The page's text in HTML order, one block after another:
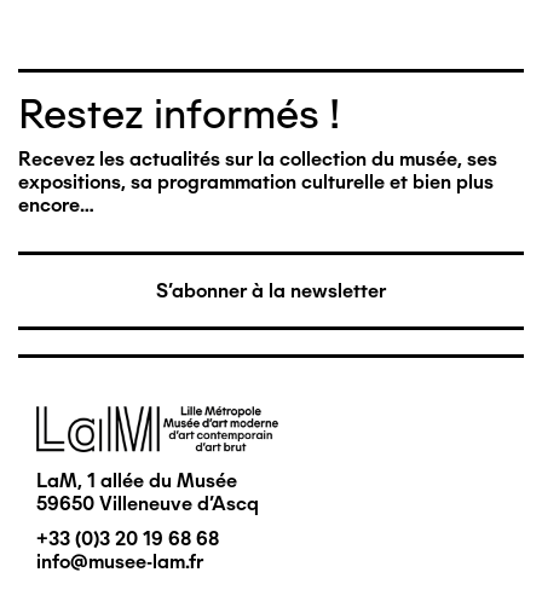
Restez informés !
Recevez les actualités sur la collection du musée, ses
expositions, sa programmation culturelle et bien plus
encore…
S'abonner à la newsletter
Image
LaM, 1 allée du Musée
59650 Villeneuve d'Ascq
+33 (0)3 20 19 68 68
info@musee-lam.fr